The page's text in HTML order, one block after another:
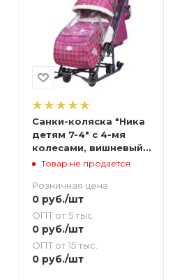
Санки-коляска "Ника
детям 7-4" с 4-мя
колесами, вишневый
в клетку
Товар не продается
Розничная цена
0руб./шт
ОПТ от 5 тыс.
0руб./шт
ОПТ от 15 тыс.
0руб./шт